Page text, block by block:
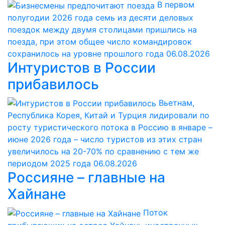
В первом
полугодии 2026 года семь из десяти деловых
поездок между двумя столицами пришлись на
поезда, при этом общее число командировок
сохранилось на уровне прошлого года 06.08.2026
Интуристов в России
прибавилось
Вьетнам,
Республика Корея, Китай и Турция лидировали по
росту туристического потока в Россию в январе –
июне 2026 года – число туристов из этих стран
увеличилось на 20-70% по сравнению с тем же
периодом 2025 года 06.08.2026
Россияне – главные на
Хайнане
Поток